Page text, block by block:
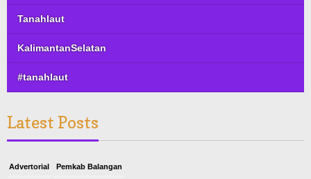
Tanahlaut
KalimantanSelatan
#tanahlaut
Latest Posts
Advertorial Pemkab Balangan